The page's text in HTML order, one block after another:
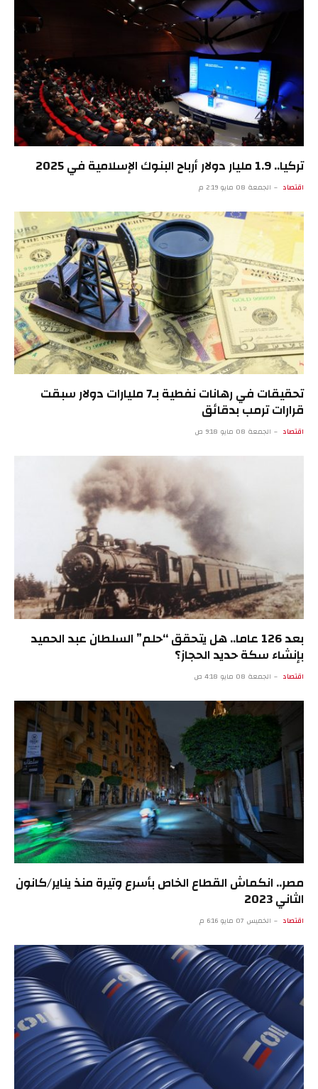
تركيا.. 1.9 مليار دولار أرباح البنوك الإسلامية في 2025
اقتصاد الجمعة 08 مايو 2:19 م
تحقيقات في رهانات نفطية بـ7 مليارات دولار سبقت
قرارات ترمب بدقائق
اقتصاد الجمعة 08 مايو 9:18 ص
بعد 126 عاما.. هل يتحقق “حلم” السلطان عبد الحميد
بإنشاء سكة حديد الحجاز؟
اقتصاد الجمعة 08 مايو 4:18 ص
مصر.. انكماش القطاع الخاص بأسرع وتيرة منذ يناير/كانون
الثاني 2023
اقتصاد الخميس 07 مايو 6:16 م